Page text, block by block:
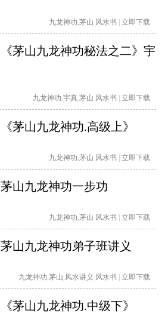
九龙神功,茅山 风水书 立即下载
《茅山九龙神功秘法之二》宇
九龙神功,宇真,茅山 风水书 立即下载
《茅山九龙神功.高级上》
九龙神功,茅山 风水书 立即下载
茅山九龙神功一步功
九龙神功,茅山 风水书 立即下载
茅山九龙神功弟子班讲义
九龙神功,茅山,风水讲义 风水书 立即下载
《茅山九龙神功.中级下》